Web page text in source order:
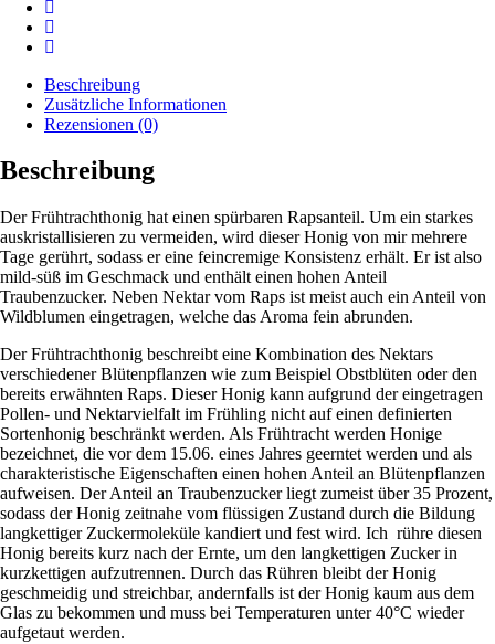
Beschreibung
Zusätzliche Informationen
Rezensionen (0)
Beschreibung
Der Frühtrachthonig hat einen spürbaren Rapsanteil. Um ein starkes
auskristallisieren zu vermeiden, wird dieser Honig von mir mehrere
Tage gerührt, sodass er eine feincremige Konsistenz erhält. Er ist also
mild-süß im Geschmack und enthält einen hohen Anteil
Traubenzucker. Neben Nektar vom Raps ist meist auch ein Anteil von
Wildblumen eingetragen, welche das Aroma fein abrunden.
Der Frühtrachthonig beschreibt eine Kombination des Nektars
verschiedener Blütenpflanzen wie zum Beispiel Obstblüten oder den
bereits erwähnten Raps. Dieser Honig kann aufgrund der eingetragen
Pollen- und Nektarvielfalt im Frühling nicht auf einen definierten
Sortenhonig beschränkt werden. Als Frühtracht werden Honige
bezeichnet, die vor dem 15.06. eines Jahres geerntet werden und als
charakteristische Eigenschaften einen hohen Anteil an Blütenpflanzen
aufweisen. Der Anteil an Traubenzucker liegt zumeist über 35 Prozent,
sodass der Honig zeitnahe vom flüssigen Zustand durch die Bildung
langkettiger Zuckermoleküle kandiert und fest wird. Ich rühre diesen
Honig bereits kurz nach der Ernte, um den langkettigen Zucker in
kurzkettigen aufzutrennen. Durch das Rühren bleibt der Honig
geschmeidig und streichbar, andernfalls ist der Honig kaum aus dem
Glas zu bekommen und muss bei Temperaturen unter 40°C wieder
aufgetaut werden.